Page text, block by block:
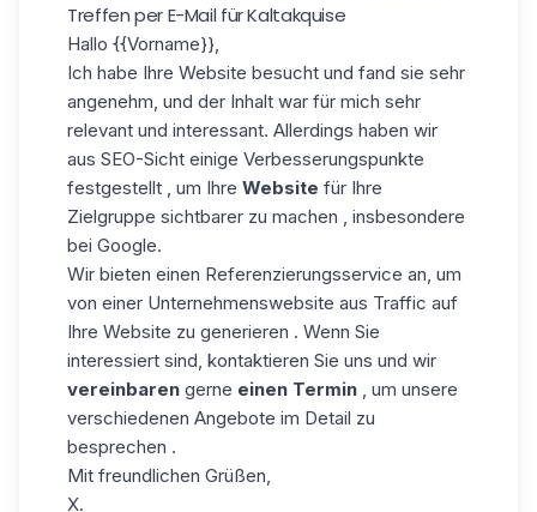
Treffen per E-Mail für Kaltakquise
Hallo {{Vorname}},
Ich habe Ihre Website besucht und fand sie sehr
angenehm, und der Inhalt war für mich sehr
relevant und interessant. Allerdings haben wir
aus SEO-Sicht einige Verbesserungspunkte
festgestellt , um Ihre Website für Ihre
Zielgruppe sichtbarer zu machen , insbesondere
bei Google.
Wir bieten einen Referenzierungsservice an, um
von einer Unternehmenswebsite aus Traffic auf
Ihre Website zu generieren . Wenn Sie
interessiert sind, kontaktieren Sie uns und wir
vereinbaren gerne einen Termin , um unsere
verschiedenen Angebote im Detail zu
besprechen .
Mit freundlichen Grüßen,
X.